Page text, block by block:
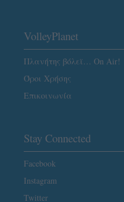
VolleyPlanet
Πλανήτης βόλεϊ… On Air!
Όροι Χρήσης
Επικοινωνία
Stay Connected
Facebook
Instagram
Twitter